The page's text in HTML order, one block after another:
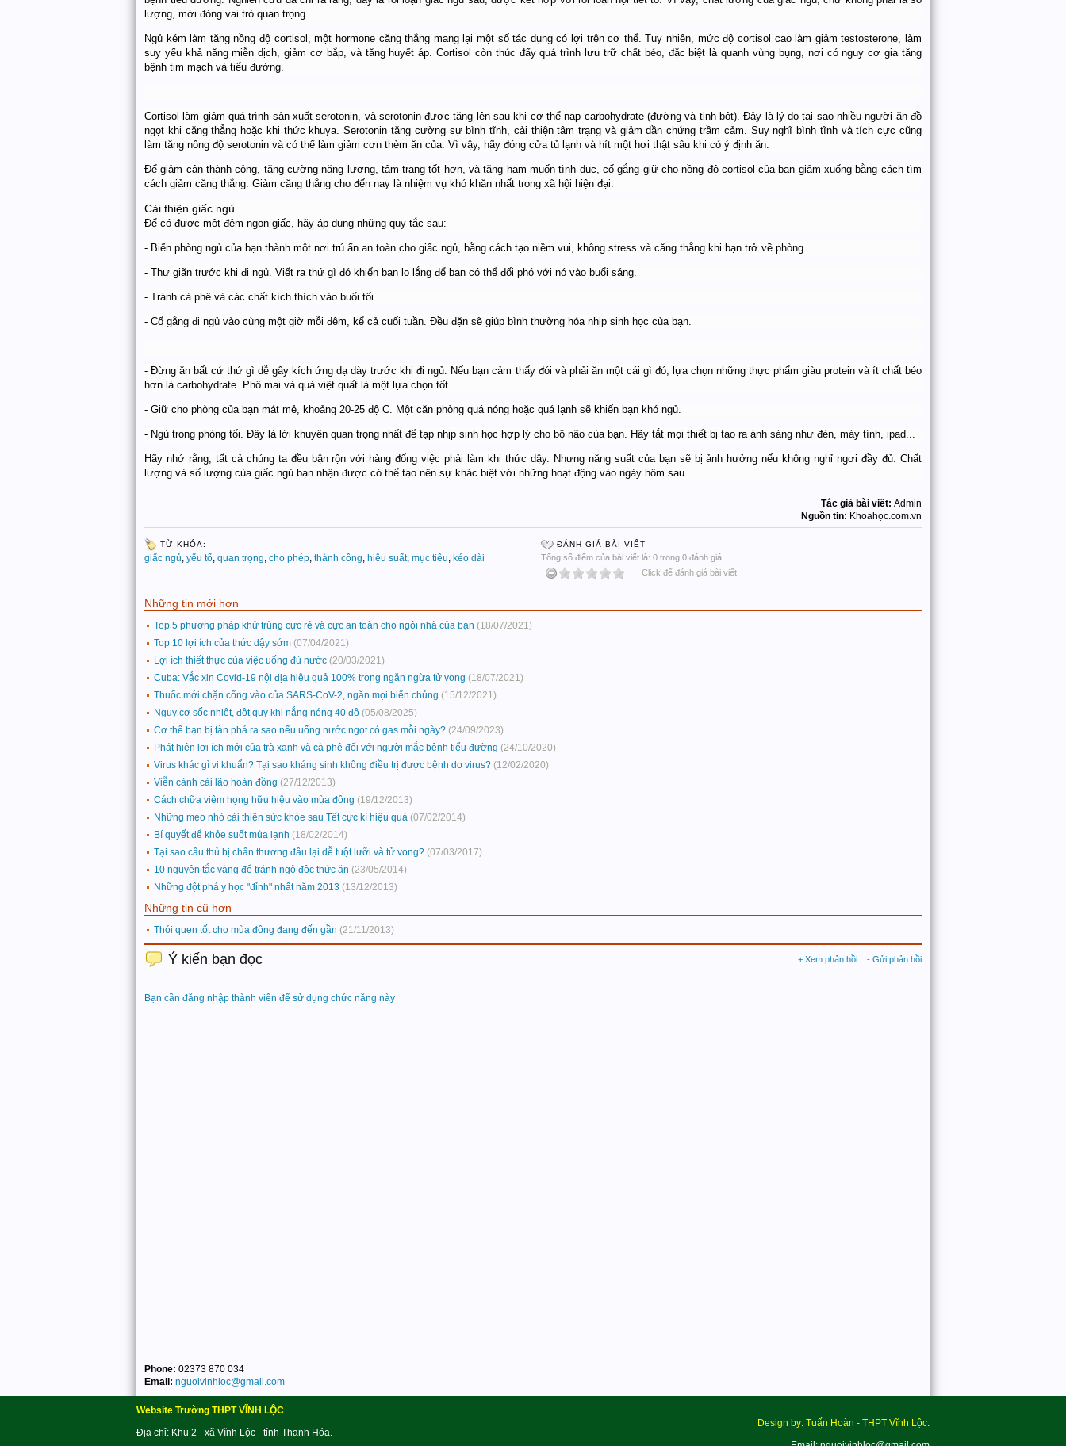
lượng, mới đóng vai trò quan trọng.
Ngủ kém làm tăng nồng độ cortisol, một hormone căng thẳng mang lại một số tác dụng có lợi trên cơ thể. Tuy nhiên, mức độ cortisol cao làm giảm testosterone, làm
suy yếu khả năng miễn dịch, giảm cơ bắp, và tăng huyết áp. Cortisol còn thúc đẩy quá trình lưu trữ chất béo, đặc biệt là quanh vùng bụng, nơi có nguy cơ gia tăng
bệnh tim mạch và tiểu đường.
Cortisol làm giảm quá trình sản xuất serotonin, và serotonin được tăng lên sau khi cơ thể nạp carbohydrate (đường và tinh bột). Đây là lý do tại sao nhiều người ăn đồ
ngọt khi căng thẳng hoặc khi thức khuya. Serotonin tăng cường sự bình tĩnh, cải thiện tâm trạng và giảm dần chứng trầm cảm. Suy nghĩ bình tĩnh và tích cực cũng
làm tăng nồng độ serotonin và có thể làm giảm cơn thèm ăn của. Vì vậy, hãy đóng cửa tủ lạnh và hít một hơi thật sâu khi có ý định ăn.
Để giảm cân thành công, tăng cường năng lượng, tâm trạng tốt hơn, và tăng ham muốn tình dục, cố gắng giữ cho nồng độ cortisol của bạn giảm xuống bằng cách tìm
cách giảm căng thẳng. Giảm căng thẳng cho đến nay là nhiệm vụ khó khăn nhất trong xã hội hiện đại.
Cải thiện giấc ngủ
Để có được một đêm ngon giấc, hãy áp dụng những quy tắc sau:
- Biến phòng ngủ của bạn thành một nơi trú ẩn an toàn cho giấc ngủ, bằng cách tạo niềm vui, không stress và căng thẳng khi bạn trở về phòng.
- Thư giãn trước khi đi ngủ. Viết ra thứ gì đó khiến bạn lo lắng để bạn có thể đối phó với nó vào buổi sáng.
- Tránh cà phê và các chất kích thích vào buổi tối.
- Cố gắng đi ngủ vào cùng một giờ mỗi đêm, kể cả cuối tuần. Đều đặn sẽ giúp bình thường hóa nhịp sinh học của bạn.
- Đừng ăn bất cứ thứ gì dễ gây kích ứng dạ dày trước khi đi ngủ. Nếu bạn cảm thấy đói và phải ăn một cái gì đó, lựa chọn những thực phẩm giàu protein và ít chất béo
hơn là carbohydrate. Phô mai và quả việt quất là một lựa chọn tốt.
- Giữ cho phòng của bạn mát mẻ, khoảng 20-25 độ C. Một căn phòng quá nóng hoặc quá lạnh sẽ khiến bạn khó ngủ.
- Ngủ trong phòng tối. Đây là lời khuyên quan trọng nhất để tạp nhịp sinh học hợp lý cho bộ não của bạn. Hãy tắt mọi thiết bị tạo ra ánh sáng như đèn, máy tính, ipad...
Hãy nhớ rằng, tất cả chúng ta đều bận rộn với hàng đống việc phải làm khi thức dậy. Nhưng năng suất của bạn sẽ bị ảnh hưởng nếu không nghỉ ngơi đầy đủ. Chất
lượng và số lượng của giấc ngủ bạn nhận được có thể tạo nên sự khác biệt với những hoạt động vào ngày hôm sau.
Tác giả bài viết: Admin
Nguồn tin: Khoahọc.com.vn
TỪ KHÓA:
giấc ngủ, yếu tố, quan trọng, cho phép, thành công, hiệu suất, mục tiêu, kéo dài
ĐÁNH GIÁ BÀI VIẾT
Tổng số điểm của bài viết là: 0 trong 0 đánh giá
Click để đánh giá bài viết
Những tin mới hơn
Top 5 phương pháp khử trùng cực rẻ và cực an toàn cho ngôi nhà của bạn (18/07/2021)
Top 10 lợi ích của thức dậy sớm (07/04/2021)
Lợi ích thiết thực của việc uống đủ nước (20/03/2021)
Cuba: Vắc xin Covid-19 nội địa hiệu quả 100% trong ngăn ngừa tử vong (18/07/2021)
Thuốc mới chặn cổng vào của SARS-CoV-2, ngăn mọi biến chủng (15/12/2021)
Nguy cơ sốc nhiệt, đột quỵ khi nắng nóng 40 độ (05/08/2025)
Cơ thể bạn bị tàn phá ra sao nếu uống nước ngọt có gas mỗi ngày? (24/09/2023)
Phát hiện lợi ích mới của trà xanh và cà phê đối với người mắc bệnh tiểu đường (24/10/2020)
Virus khác gì vi khuẩn? Tại sao kháng sinh không điều trị được bệnh do virus? (12/02/2020)
Viễn cảnh cải lão hoàn đồng (27/12/2013)
Cách chữa viêm họng hữu hiệu vào mùa đông (19/12/2013)
Những mẹo nhỏ cải thiện sức khỏe sau Tết cực kì hiệu quả (07/02/2014)
Bí quyết để khỏe suốt mùa lạnh (18/02/2014)
Tại sao cầu thủ bị chấn thương đầu lại dễ tuột lưỡi và tử vong? (07/03/2017)
10 nguyên tắc vàng để tránh ngộ độc thức ăn (23/05/2014)
Những đột phá y học "đỉnh" nhất năm 2013 (13/12/2013)
Những tin cũ hơn
Thói quen tốt cho mùa đông đang đến gần (21/11/2013)
+ Xem phản hồi - Gửi phản hồi
Ý kiến bạn đọc
Bạn cần đăng nhập thành viên để sử dụng chức năng này
Phone: 02373 870 034
Email: nguoivinhloc@gmail.com
Website Trường THPT VĨNH LỘC
Địa chỉ: Khu 2 - xã Vĩnh Lộc - tỉnh Thanh Hóa.
Design by: Tuấn Hoàn - THPT Vĩnh Lộc.